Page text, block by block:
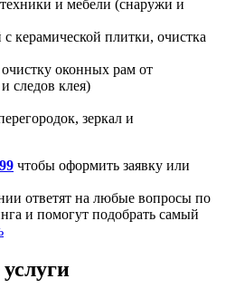
и мебели (снаружи и
с керамической плитки, очистка
оконных рам от
следов клея)
зеркал и
чтобы оформить заявку или
ответят на любые вопросы по
и помогут подобрать самый